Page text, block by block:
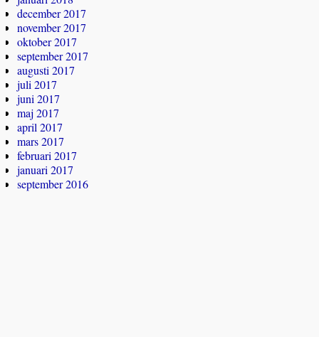
december 2017
november 2017
oktober 2017
september 2017
augusti 2017
juli 2017
juni 2017
maj 2017
april 2017
mars 2017
februari 2017
januari 2017
september 2016